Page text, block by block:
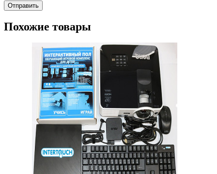
Отправить
Похожие товары